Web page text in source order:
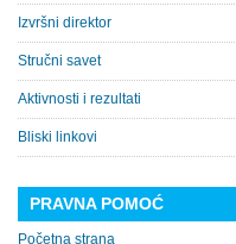
Izvršni direktor
Stručni savet
Aktivnosti i rezultati
Bliski linkovi
PRAVNA POMOĆ
Početna strana